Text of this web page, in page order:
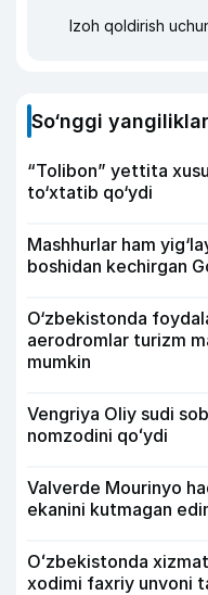
Izoh qoldirish
So‘nggi yangiliklar
“Tolibon” yettita
to‘xtatib qo‘ydi
Mashhurlar ham
boshidan kechirgan
O‘zbekistonda
aerodromlar turizm
mumkin
Vengriya Oliy sudi
nomzodini qoʻydi
Valverde Mourinyo
ekanini kutmagan
Oʻzbekistonda
xodimi faxriy unvoni